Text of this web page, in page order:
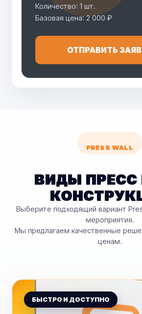
Количество: 1 шт.
Базовая цена: 2 000 ₽
ОТПРАВИТЬ
PRESS WALL
ВИДЫ ПРЕСС
Выберите подходящий вариант
мероприятия.
Мы предлагаем качественные
ценам.